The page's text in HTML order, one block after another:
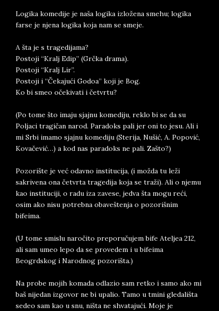
Logika komedije je naša logika izložena smehu; logika
farse je njena logika koja nam se smeje.
A šta je s tragedijama?
Postoji “Kralj Edip” (Grčka drama).
Postoji “Kralj Lir”.
Postoji i “Čekajući Godoa” koji je Bog.
Ko bi smeo očekivati i četvrtu?
(Po tome što imaju sjajnu komediju, reklo bi se da su
Poljaci tragičan narod. Paradoks pali jer oni to jesu. Ali i
mi Srbi imamo sjajnu komediju (Sterija, Nušić, A. Popović,
Kovačević…) a kod nas paradoks ne pali. Zašto?)
Pozorište je već odavno institucija, (i možda tu leži
sakrivena ona četvrta tragedija koja se traži). Ali o njemu
kao instituciji, o radu iza zavese, jedva šta mogu reći,
osim ako nisu potrebna obaveštenja o pozorišnim
bifeima.
(U tome smislu naročito preporučujem bife Ateljea 212,
ali sam umeo lepo da se provedem i u bifeima
Beogrdskog i Narodnog pozorišta.)
Na probe mojih komada odlazio sam retko i samo ako mi
baš nijedan izgovor ne bi upalio. Tamo u tmini gledališta
sedeo sam kao u snu, ništa ne shvatajući. Moje je